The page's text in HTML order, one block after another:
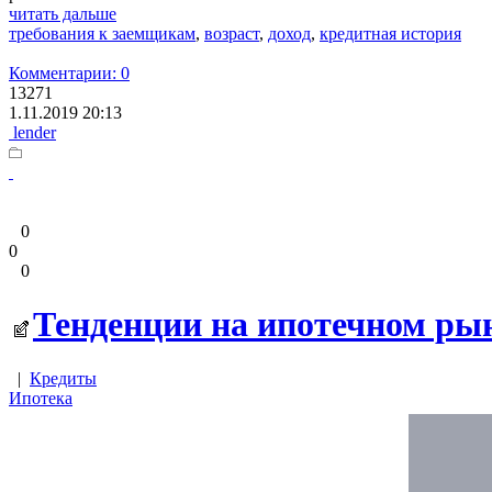
читать дальше
требования к заемщикам, возраст, доход, кредитная история
Комментарии: 0
13271
1.11.2019 20:13
lender
0
0
0
Тенденции на ипотечном
| Кредиты
Ипотека